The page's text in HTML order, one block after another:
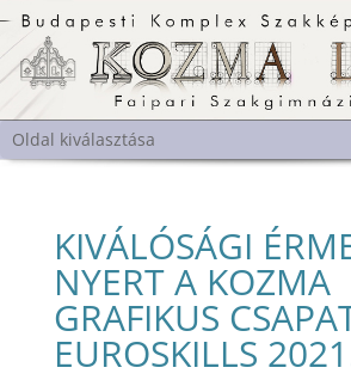
Oldal kiválasztása
KIVÁLÓSÁGI
NYERT A KOZMA
GRAFIKUS
EUROSKILLS